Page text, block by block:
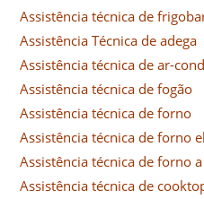
Assistência técnica de
Assistência Técnica de adega
Assistência técnica de ar-
Assistência técnica de fogão
Assistência técnica de forno
Assistência técnica de forno
Assistência técnica de forno
Assistência técnica de